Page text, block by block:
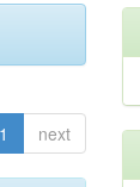
1 next